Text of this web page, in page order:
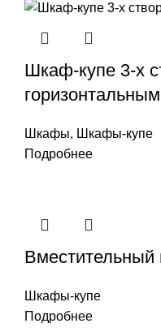
Шкаф-купе 3-х
Шкафы, Шкафы-купе
Подробнее
Шкафы-купе
Подробнее